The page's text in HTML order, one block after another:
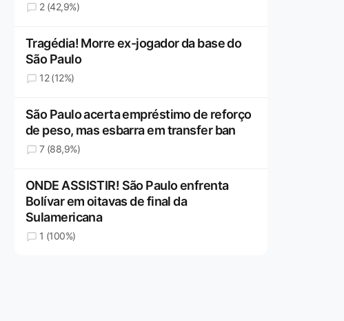
2 (42,9%)
Tragédia! Morre ex-jogador da base do
São Paulo
12 (12%)
São Paulo acerta empréstimo de reforço
de peso, mas esbarra em transfer ban
7 (88,9%)
ONDE ASSISTIR! São Paulo enfrenta
Bolívar em oitavas de final da
Sulamericana
1 (100%)